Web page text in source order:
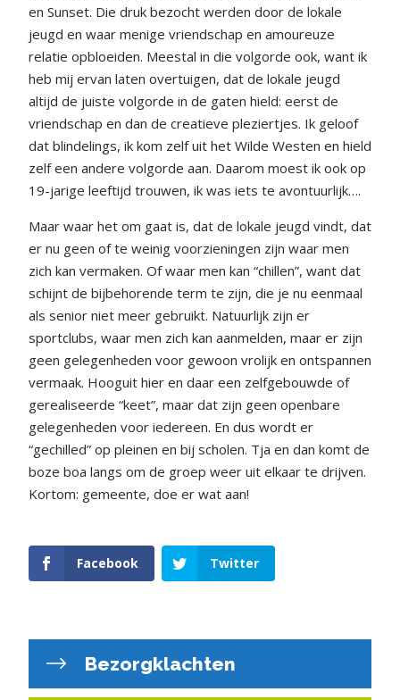
en Sunset. Die druk bezocht werden door de lokale
jeugd en waar menige vriendschap en amoureuze
relatie opbloeiden. Meestal in die volgorde ook, want ik
heb mij ervan laten overtuigen, dat de lokale jeugd
altijd de juiste volgorde in de gaten hield: eerst de
vriendschap en dan de creatieve pleziertjes. Ik geloof
dat blindelings, ik kom zelf uit het Wilde Westen en hield
zelf een andere volgorde aan. Daarom moest ik ook op
19-jarige leeftijd trouwen, ik was iets te avontuurlijk….
Maar waar het om gaat is, dat de lokale jeugd vindt, dat
er nu geen of te weinig voorzieningen zijn waar men
zich kan vermaken. Of waar men kan “chillen”, want dat
schijnt de bijbehorende term te zijn, die je nu eenmaal
als senior niet meer gebruikt. Natuurlijk zijn er
sportclubs, waar men zich kan aanmelden, maar er zijn
geen gelegenheden voor gewoon vrolijk en ontspannen
vermaak. Hooguit hier en daar een zelfgebouwde of
gerealiseerde “keet”, maar dat zijn geen openbare
gelegenheden voor iedereen. En dus wordt er
“gechilled” op pleinen en bij scholen. Tja en dan komt de
boze boa langs om de groep weer uit elkaar te drijven.
Kortom: gemeente, doe er wat aan!
Facebook Twitter
Bezorgklachten